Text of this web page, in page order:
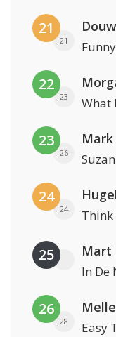
21
21 Funny
22
23 What
23
26
Mark
24
24 Think
25 Mart
In De
26
28
Melle
Easy